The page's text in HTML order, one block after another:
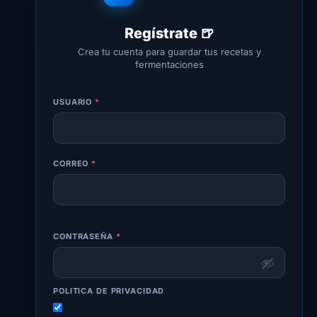
Regístrate 🍺
Crea tu cuenta para guardar tus recetas y
fermentaciones
USUARIO *
CORREO *
CONTRASEÑA *
POLITICA DE PRIVACIDAD